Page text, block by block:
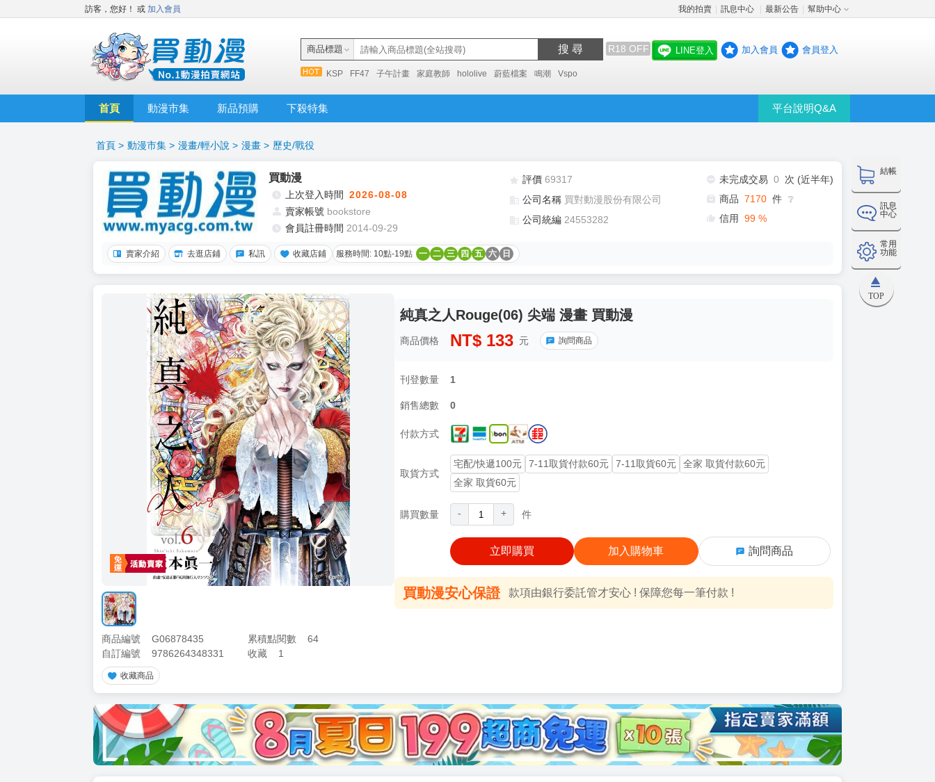
訪客，您好！ 或 加入會員 我的拍賣 訊息中心 最新公告 幫助中心
商品標題 搜 尋 R18 OFF
KSP FF47 子午計畫 家庭教師 hololive 蔚藍檔案 鳴潮 Vspo
LINE登入 加入會員 會員登入
首頁 動漫市集 新品預購 下殺特集 平台說明Q&A
結帳
訊息
中心
常用
功能
TOP
首頁 > 動漫市集 > 漫畫/輕小說 > 漫畫 > 歷史/戰役
買動漫
上次登入時間 2026-08-08
賣家帳號 bookstore
會員註冊時間 2014-09-29
評價 69317
公司名稱 買對動漫股份有限公司
公司統編 24553282
未完成交易 0
次 (近半年)
商品 7170 件 ❔
信用 99 %
賣家介紹 去逛店鋪 私訊 收藏店鋪 服務時間: 10點-19點 一 二 三 四 五 六 日
商品編號 G06878435 累積點閱數
64
自訂編號
9786264348331 收藏 1
收藏商品
純真之人Rouge(06) 尖端 漫畫 買動漫
商品價格 NT$ 133 元 詢問商品
刊登數量 1
銷售總數 0
付款方式
取貨方式
宅配/快遞100元 7-11取貨付款60元 7-11取貨60元
全家 取貨付款60元
全家 取貨60元
購買數量 - + 件
立即購買 加入購物車 詢問商品
買動漫安心保證 款項由銀行委託管才安心 ! 保障您每一筆付款 !